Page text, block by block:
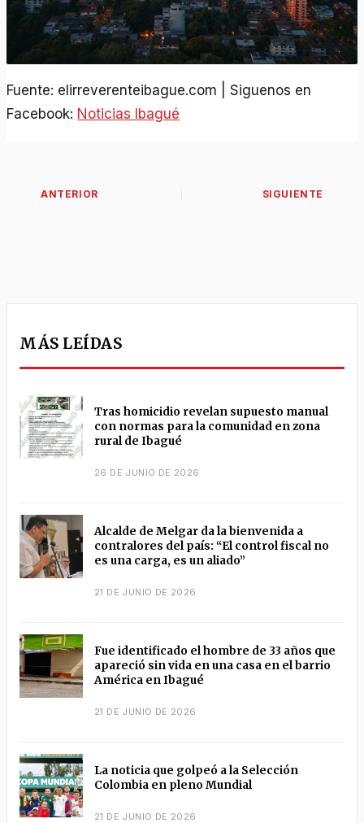
Fuente: elirreverenteibague.com | Siguenos en
Facebook: Noticias Ibagué
MÁS LEÍDAS
Tras homicidio revelan supuesto manual
con normas para la comunidad en zona
rural de Ibagué
26 DE JUNIO DE 2026
Alcalde de Melgar da la bienvenida a
contralores del país: “El control fiscal no
es una carga, es un aliado”
21 DE JUNIO DE 2026
Fue identificado el hombre de 33 años que
apareció sin vida en una casa en el barrio
América en Ibagué
21 DE JUNIO DE 2026
La noticia que golpeó a la Selección
Colombia en pleno Mundial
21 DE JUNIO DE 2026